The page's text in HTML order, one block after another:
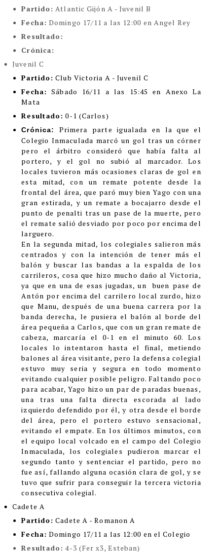
Partido: Atlantic Gijón A - Juvenil B
Fecha: Domingo 17/11 a las 12:00 en Angel Rey
Resultado:
Crónica:
Juvenil C
Partido: Club Victoria A - Juvenil C
Fecha: Sábado 16/11 a las 15:45 en Anexo La
Mata
Resultado: 0-1 (Carlos)
Crónica:
Primera parte igualada en la que el
Colegio Inmaculada marcó un gol tras un córner
pero el árbitro consideró que había falta al
portero, y el gol no subió al marcador. Los
locales tuvieron más ocasiones claras de gol en
esta mitad, con un remate potente desde la
frontal del área, que paró muy bien Yago con una
gran estirada, y un remate a bocajarro desde el
punto de penalti tras un pase de la muerte, pero
el remate salió desviado por poco por encima del
larguero.
En la segunda mitad, los colegiales salieron más
centrados y con la intención de tener más el
balón y buscar las bandas a la espalda de los
carrileros, cosa que hizo mucho daño al Victoria,
ya que en una de esas jugadas, un buen pase de
Antón por encima del carrilero local zurdo, hizo
que Manu, después de una buena carrera por la
banda derecha, le pusiera el balón al borde del
área pequeña a Carlos, que con un gran remate de
cabeza, marcaría el 0-1 en el minuto 60. Los
locales lo intentaron hasta el final, metiendo
balones al área visitante, pero la defensa colegial
estuvo muy seria y segura en todo momento
evitando cualquier posible peligro. Faltando poco
para acabar, Yago hizo un par de paradas buenas,
una tras una falta directa escorada al lado
izquierdo defendido por él, y otra desde el borde
del área, pero el portero estuvo sensacional,
evitando el empate. En los últimos minutos, con
el equipo local volcado en el campo del Colegio
Inmaculada, los colegiales pudieron marcar el
segundo tanto y sentenciar el partido, pero no
fue así, fallando alguna ocasión clara de gol, y se
tuvo que sufrir para conseguir la tercera victoria
consecutiva colegial.
Cadete A
Partido: Cadete A - Romanon A
Fecha: Domingo 17/11 a las 12:00 en el Colegio
Resultado: 4-3 (Fer x3, Esteban)